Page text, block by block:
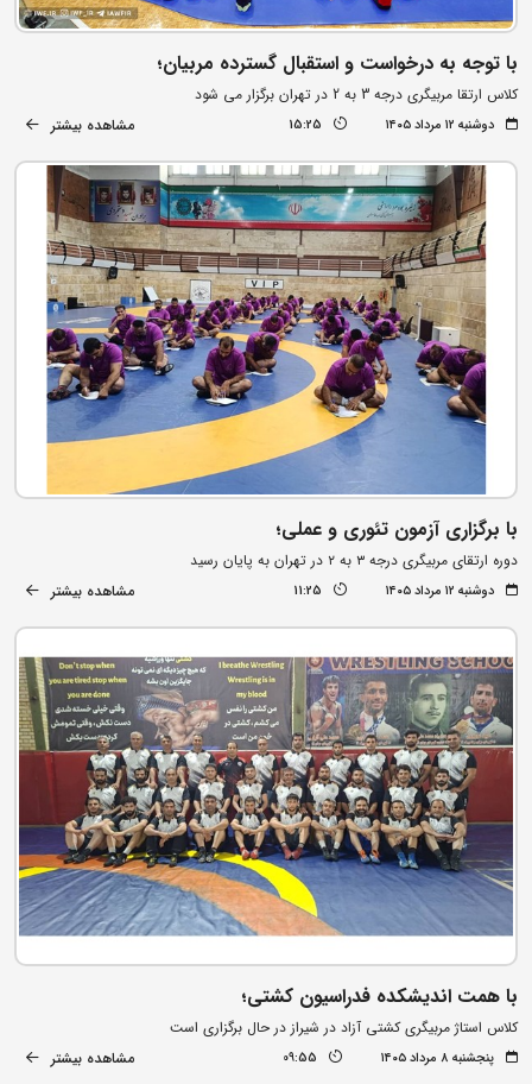
با توجه به درخواست و استقبال گسترده مربیان؛
کلاس ارتقا مربیگری درجه 3 به 2 در تهران برگزار می شود
دوشنبه ۱۲ مرداد ۱۴۰۵ 15:25 مشاهده بیشتر
با برگزاری آزمون تئوری و عملی؛
دوره ارتقای مربیگری درجه ۳ به ۲ در تهران به پایان رسید
دوشنبه ۱۲ مرداد ۱۴۰۵ 11:25 مشاهده بیشتر
با همت اندیشکده فدراسیون کشتی؛
کلاس استاژ مربیگری کشتی آزاد در شیراز در حال برگزاری است
پنجشنبه ۸ مرداد ۱۴۰۵ 09:55 مشاهده بیشتر